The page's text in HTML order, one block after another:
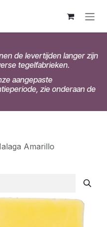
de levertijden langer zijn
tegelfabrieken.
aangepaste
zie onderaan de
Amarillo